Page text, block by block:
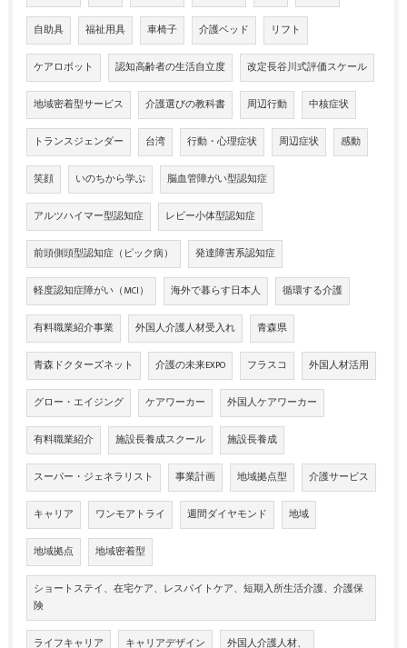
自助具 福祉用具 車椅子 介護ベッド リフト
ケアロボット 認知高齢者の生活自立度 改定長谷川式評価スケール
地域密着型サービス 介護選びの教科書 周辺行動 中核症状
トランスジェンダー 台湾 行動・心理症状 周辺症状 感動
笑顔 いのちから学ぶ 脳血管障がい型認知症
アルツハイマー型認知症 レビー小体型認知症
前頭側頭型認知症（ピック病） 発達障害系認知症
軽度認知症障がい（MCI） 海外で暮らす日本人 循環する介護
有料職業紹介事業 外国人介護人材受入れ 青森県
青森ドクターズネット 介護の未来EXPO フラスコ 外国人材活用
グロー・エイジング ケアワーカー 外国人ケアワーカー
有料職業紹介 施設長養成スクール 施設長養成
スーパー・ジェネラリスト 事業計画 地域拠点型 介護サービス
キャリア ワンモアトライ 週間ダイヤモンド 地域
地域拠点 地域密着型
ショートステイ、在宅ケア、レスパイトケア、短期入所生活介護、介護保
険
ライフキャリア キャリアデザイン 外国人介護人材、